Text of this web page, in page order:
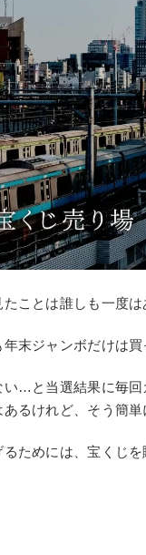
ことは誰しも一度は
末ジャンボだけは
い…と当選結果に毎
るけれど、そう簡単
ためには、宝くじ